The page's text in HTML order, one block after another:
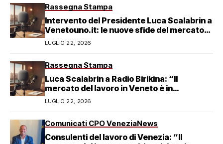
Rassegna Stampa
Intervento del Presidente Luca Scalabrin a
Venetouno.it: le nuove sfide del mercato
del lavoro veneziano
LUGLIO 22, 2026
Rassegna Stampa
Luca Scalabrin a Radio Birikina: “Il
mercato del lavoro in Veneto è in
trasformazione”
LUGLIO 22, 2026
Comunicati CPO VeneziaNews
Consulenti del lavoro di Venezia: “Il